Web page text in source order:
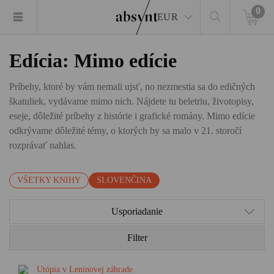
EUR
0
Edícia: Mimo edície
Príbehy, ktoré by vám nemali ujsť, no nezmestia sa do edičných
škatuliek, vydávame mimo nich. Nájdete tu beletriu, životopisy,
eseje, dôležité príbehy z histórie i grafické romány. Mimo edície
odkrývame dôležité témy, o ktorých by sa malo v 21. storočí
rozprávať nahlas.
VŠETKY KNIHY SLOVENČINA
Usporiadanie
Filter